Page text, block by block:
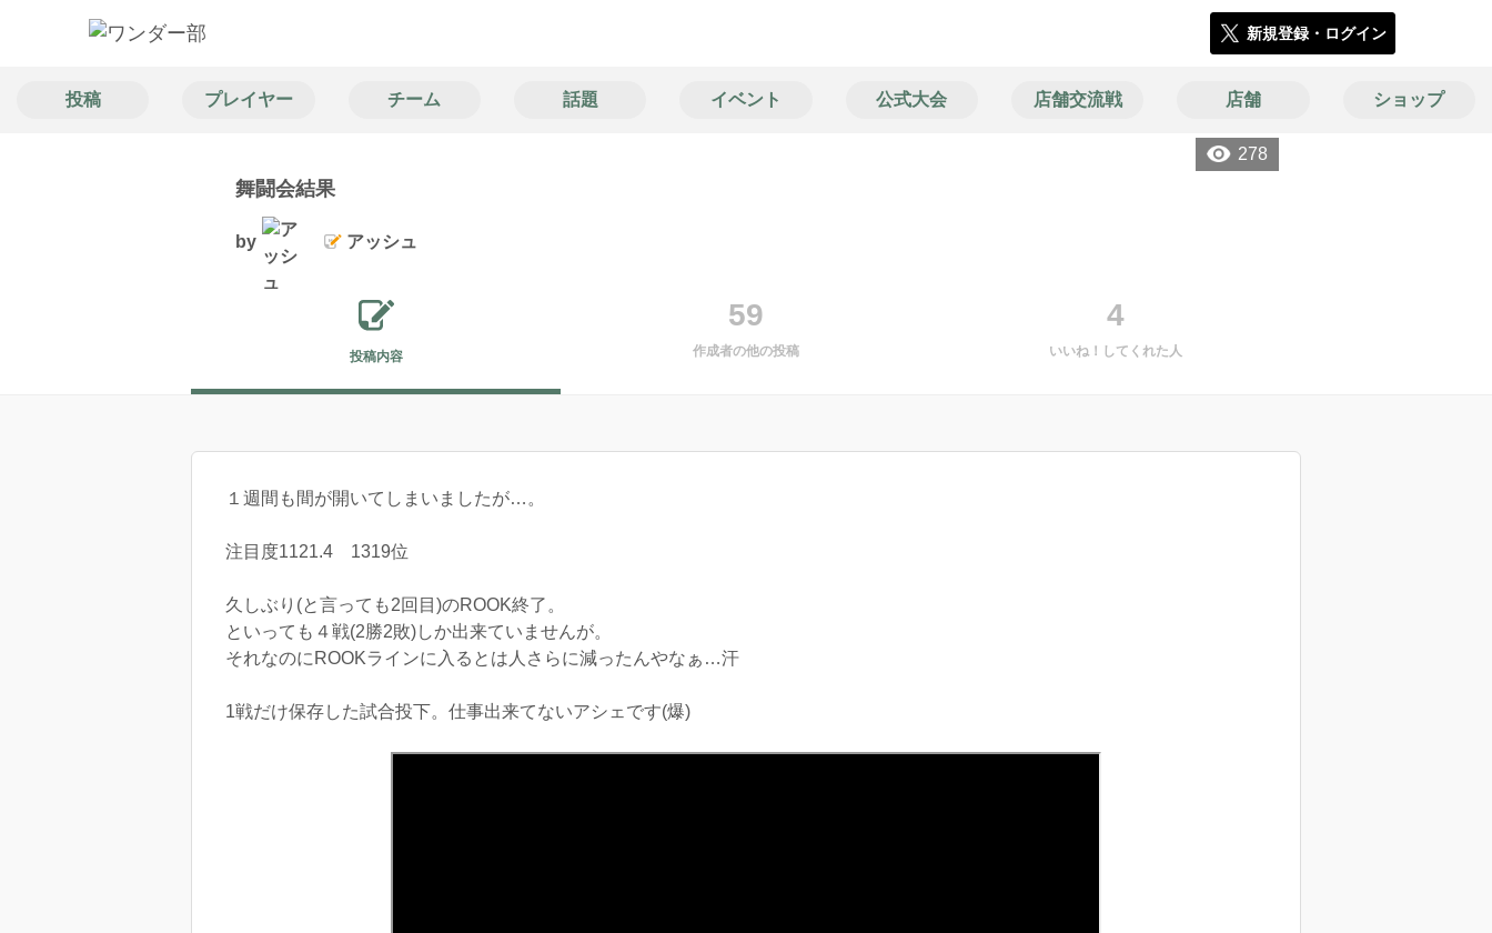
新規登録・ログイン
投稿 プレイヤー チーム 話題 イベント 公式大会 店舗交流戦 店舗 ショップ
278
舞闘会結果
by アッシュ
投稿内容
59
作成者の他の投稿
4
いいね！してくれた人
１週間も間が開いてしまいましたが…。
注目度1121.4 1319位
久しぶり(と言っても2回目)のROOK終了。
といっても４戦(2勝2敗)しか出来ていませんが。
それなのにROOKラインに入るとは人さらに減ったんやなぁ…汗
1戦だけ保存した試合投下。仕事出来てないアシェです(爆)